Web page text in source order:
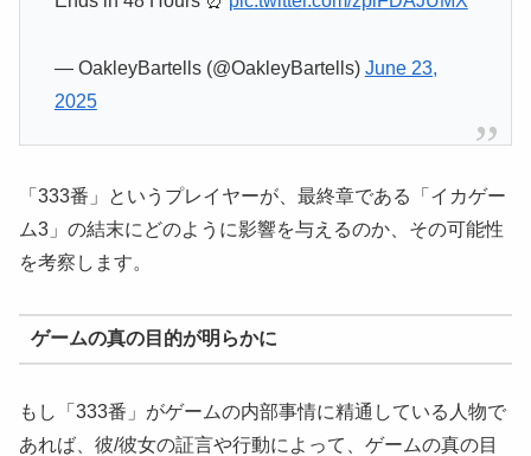
— OakleyBartells (@OakleyBartells) June 23,
2025
「333番」というプレイヤーが、最終章である「イカゲー
ム3」の結末にどのように影響を与えるのか、その可能性
を考察します。
ゲームの真の目的が明らかに
もし「333番」がゲームの内部事情に精通している人物で
あれば、彼/彼女の証言や行動によって、ゲームの真の目